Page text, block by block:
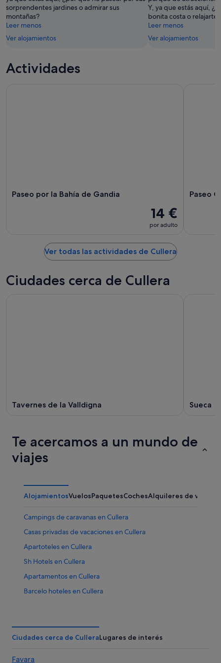
ago
ago
-
16
ago
sorprendentes jardines o admirar sus
montañas?
Leer menos
Ver alojamientos
Y, ya que estás aquí,
bonita costa o relajarte
Leer menos
Ver alojamientos
Actividades
Paseo por la Bahía de Gandia
14 €
por adulto
Paseo
Ver todas las actividades de Cullera
Ciudades cerca de Cullera
Tavernes de la Valldigna Sueca
Te acercamos a un mundo de
viajes
AlojamientosVuelosPaquetesCochesAlquileres de
Campings de caravanas en Cullera
Casas privadas de vacaciones en Cullera
Apartoteles en Cullera
Sh Hotels en Cullera
Apartamentos en Cullera
Barcelo hoteles en Cullera
Casas rurales en Cullera
Ciudades cerca de CulleraLugares de interés
Favara